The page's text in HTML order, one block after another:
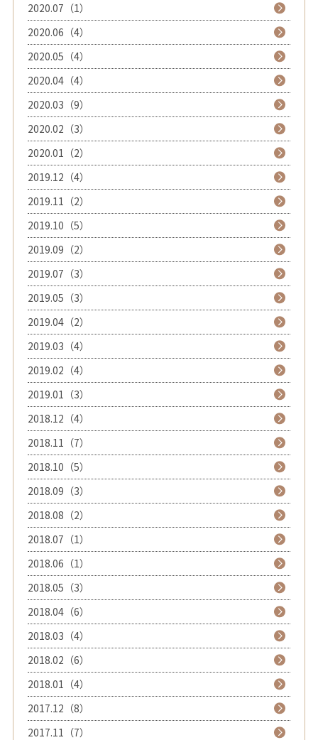
2020.07（1）
2020.06（4）
2020.05（4）
2020.04（4）
2020.03（9）
2020.02（3）
2020.01（2）
2019.12（4）
2019.11（2）
2019.10（5）
2019.09（2）
2019.07（3）
2019.05（3）
2019.04（2）
2019.03（4）
2019.02（4）
2019.01（3）
2018.12（4）
2018.11（7）
2018.10（5）
2018.09（3）
2018.08（2）
2018.07（1）
2018.06（1）
2018.05（3）
2018.04（6）
2018.03（4）
2018.02（6）
2018.01（4）
2017.12（8）
2017.11（7）